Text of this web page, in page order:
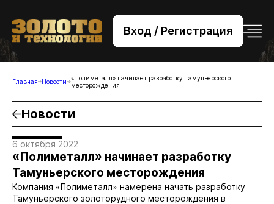
Вход / Регистрация
+7 (495) 221-76-32
bsv@zolteh.ru
Главная Новости «Полиметалл» начинает разработку Тамуньерского
месторождения
Новости
6 октября 2022
«Полиметалл» начинает разработку
Тамуньерского месторождения
Компания «Полиметалл» намерена начать разработку
Тамуньерского золоторудного месторождения в